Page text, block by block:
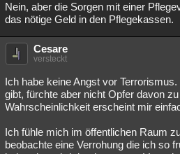
Nein, aber die Sorgen mit einer
das nötige Geld in den Pflegekassen.
Cesare
versteckt
Ich habe keine Angst vor
gibt, fürchte aber nicht Opfer davon
Wahrscheinlichkeit erscheint mir
Ich fühle mich im öffentlichen Raum
beobachte eine Verrohung die ich so